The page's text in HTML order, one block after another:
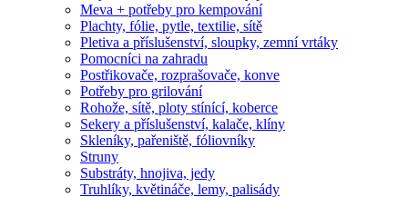
Meva + potřeby pro kempování
Plachty, fólie, pytle, textilie, sítě
Pletiva a příslušenství, sloupky, zemní vrtáky
Pomocníci na zahradu
Postřikovače, rozprašovače, konve
Potřeby pro grilování
Rohože, sítě, ploty stínící, koberce
Sekery a příslušenství, kalače, klíny
Skleníky, pařeniště, fóliovníky
Struny
Substráty, hnojiva, jedy
Truhlíky, květináče, lemy, palisády